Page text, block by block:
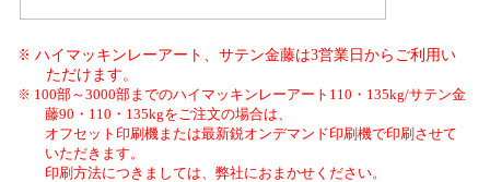
ハイマッキンレーアート、サテン金藤は3営業日からご利用い
ただけます。
100部～3000部までのハイマッキンレーアート110・135kg/サテン金
藤90・110・135kgをご注文の場合は、
オフセット印刷機または最新鋭オンデマンド印刷機で印刷させて
いただきます。
印刷方法につきましては、弊社におまかせください。